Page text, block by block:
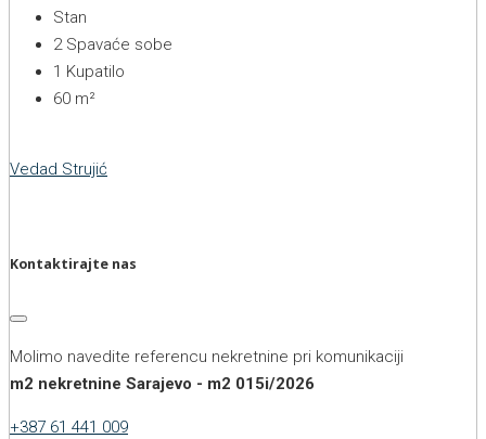
Stan
2 Spavaće sobe
1 Kupatilo
60 m²
Vedad Strujić
Kontaktirajte nas
Molimo navedite referencu nekretnine pri komunikaciji
m2 nekretnine Sarajevo - m2 015i/2026
+387 61 441 009